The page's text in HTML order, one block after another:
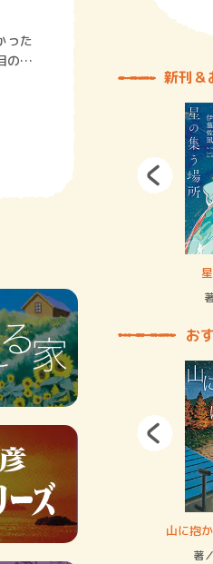
った
新刊＆
川瀬七緒
お
・ザ・システム 山に抱
著